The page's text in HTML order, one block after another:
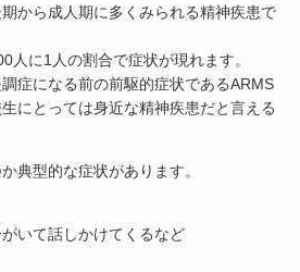
から成人期に多くみられる精神疾患で
人に1人の割合で症状が現れます。
症になる前の前駆的症状であるARMS
にとっては身近な精神疾患だと言える
典型的な症状があります。
いて話しかけてくるなど